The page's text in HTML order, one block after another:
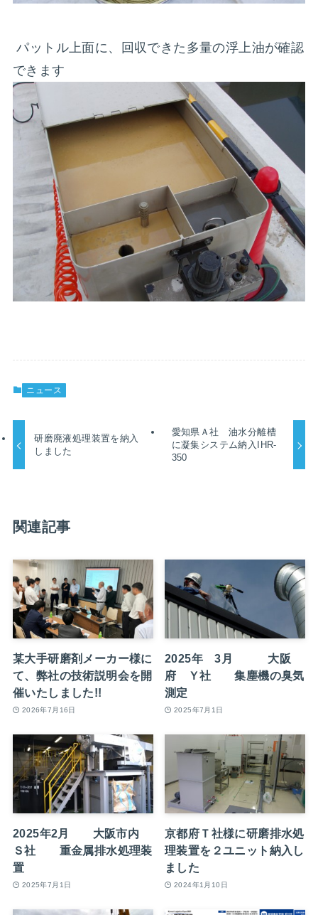
パットル上面に、回収できた多量の浮上油が確認
できます
ニュース
研磨廃液処理装置を納入
しました
愛知県Ａ社 油水分離槽
に凝集システム納入IHR-
350
関連記事
某大手研磨剤メーカー様に
て、弊社の技術説明会を開
催いたしました!!
2026年7月16日
2025年 3月 大阪
府 Ｙ社 集塵機の臭気
測定
2025年7月1日
2025年2月 大阪市内
Ｓ社 重金属排水処理装
置
2025年7月1日
京都府Ｔ社様に研磨排水処
理装置を２ユニット納入し
ました
2024年1月10日